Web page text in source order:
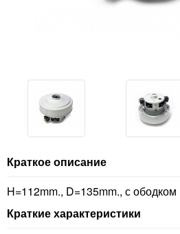
Краткое описание
H=112mm., D=135mm., с ободком
Краткие характеристики